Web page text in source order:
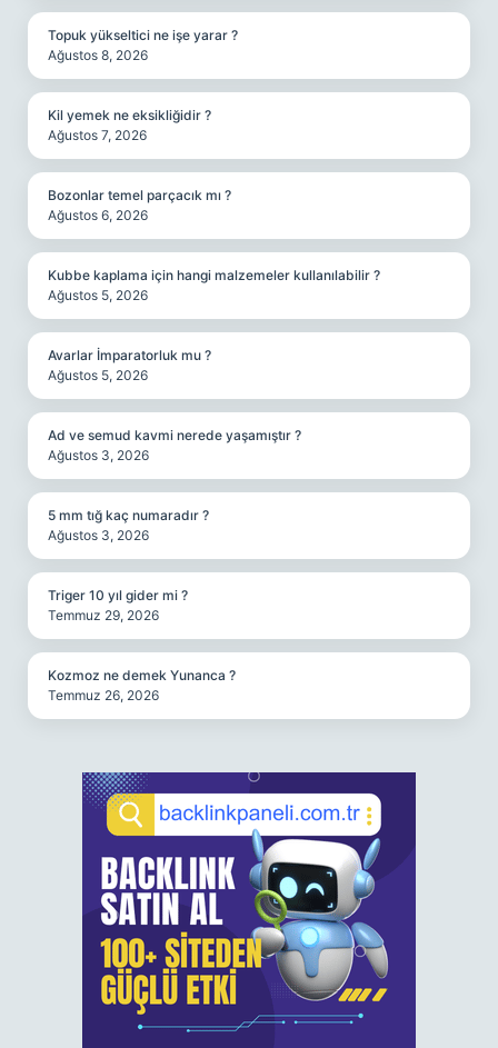
Topuk yükseltici ne işe yarar ?
Ağustos 8, 2026
Kil yemek ne eksikliğidir ?
Ağustos 7, 2026
Bozonlar temel parçacık mı ?
Ağustos 6, 2026
Kubbe kaplama için hangi malzemeler kullanılabilir ?
Ağustos 5, 2026
Avarlar İmparatorluk mu ?
Ağustos 5, 2026
Ad ve semud kavmi nerede yaşamıştır ?
Ağustos 3, 2026
5 mm tığ kaç numaradır ?
Ağustos 3, 2026
Triger 10 yıl gider mi ?
Temmuz 29, 2026
Kozmoz ne demek Yunanca ?
Temmuz 26, 2026